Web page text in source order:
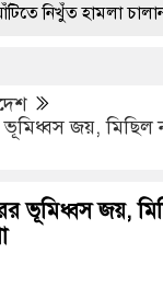
নিখুঁত হামলা চালান
প্রধানমন্ত্রী
কাছে পাঠাতেন
চালাচ্ছেন তারেক
ভূমিধ্বস জয়,
ভূমিধ্বস জয়,